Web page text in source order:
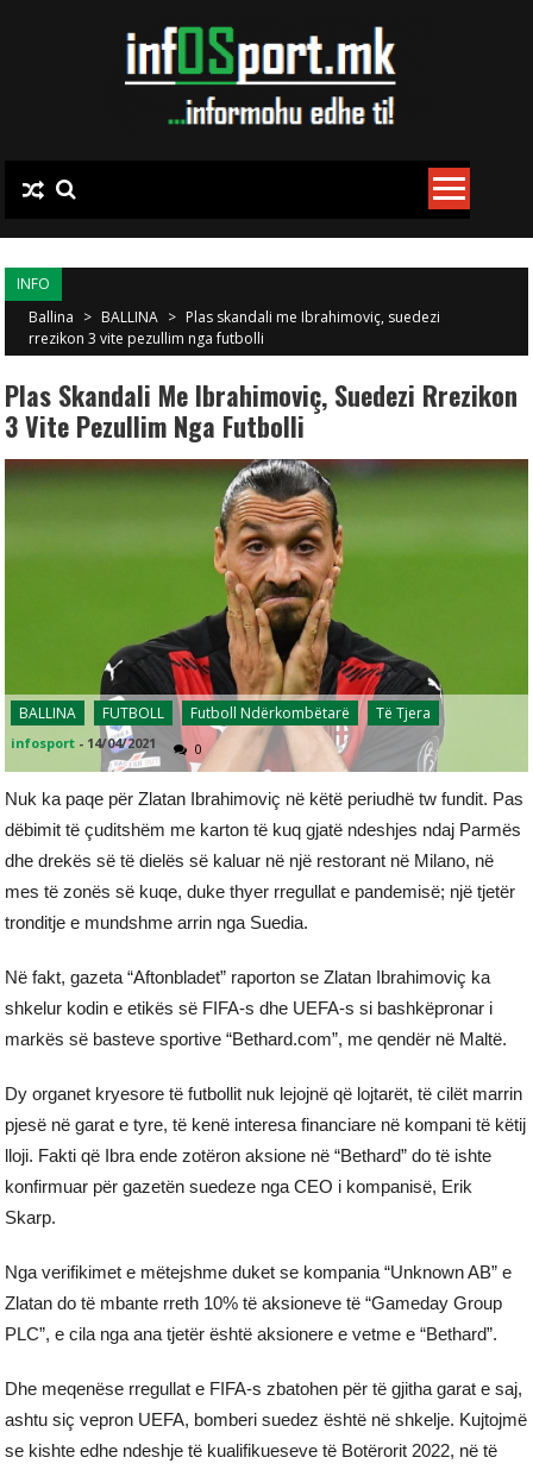
INFO
Ballina > BALLINA > Plas skandali me Ibrahimoviç, suedezi
rrezikon 3 vite pezullim nga futbolli
Plas Skandali Me Ibrahimoviç, Suedezi Rrezikon
3 Vite Pezullim Nga Futbolli
BALLINA FUTBOLL Futboll Ndërkombëtarë Të Tjera
infosport - 14/04/2021 0
Nuk ka paqe për Zlatan Ibrahimoviç në këtë periudhë tw fundit. Pas
dëbimit të çuditshëm me karton të kuq gjatë ndeshjes ndaj Parmës
dhe drekës së të dielës së kaluar në një restorant në Milano, në
mes të zonës së kuqe, duke thyer rregullat e pandemisë; një tjetër
tronditje e mundshme arrin nga Suedia.
Në fakt, gazeta “Aftonbladet” raporton se Zlatan Ibrahimoviç ka
shkelur kodin e etikës së FIFA-s dhe UEFA-s si bashkëpronar i
markës së basteve sportive “Bethard.com”, me qendër në Maltë.
Dy organet kryesore të futbollit nuk lejojnë që lojtarët, të cilët marrin
pjesë në garat e tyre, të kenë interesa financiare në kompani të këtij
lloji. Fakti që Ibra ende zotëron aksione në “Bethard” do të ishte
konfirmuar për gazetën suedeze nga CEO i kompanisë, Erik
Skarp.
Nga verifikimet e mëtejshme duket se kompania “Unknown AB” e
Zlatan do të mbante rreth 10% të aksioneve të “Gameday Group
PLC”, e cila nga ana tjetër është aksionere e vetme e “Bethard”.
Dhe meqenëse rregullat e FIFA-s zbatohen për të gjitha garat e saj,
ashtu siç vepron UEFA, bomberi suedez është në shkelje. Kujtojmë
se kishte edhe ndeshje të kualifikueseve të Botërorit 2022, në të